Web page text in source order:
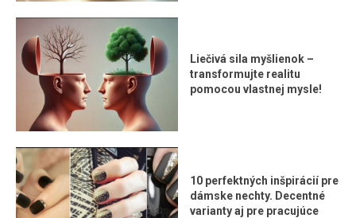
Liečivá sila myšlienok –
transformujte realitu
pomocou vlastnej mysle!
10 perfektných inšpirácií pre
dámske nechty. Decentné
varianty aj pre pracujúce